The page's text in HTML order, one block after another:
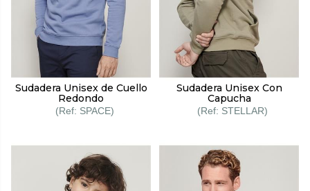
Sudadera Unisex de Cuello
Redondo
SPACE
Sudadera Unisex Con
Capucha
STELLAR